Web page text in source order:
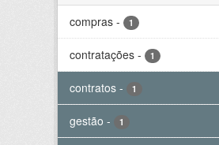
compras - 1
contratações - 1
contratos - 1
gestão - 1